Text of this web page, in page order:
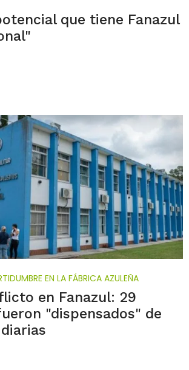
que tiene Fanazul
EN LA FÁBRICA AZULEÑA
en Fanazul: 29
"dispensados" de